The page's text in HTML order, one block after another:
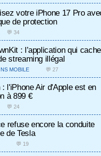
votre iPhone 17 Pro
de protection
💬 34
: l’application qui
streaming illégal
MOBILE 💬 27
: l'iPhone Air d'Apple est en
à 899 €
💬 24
refuse encore la conduite
de Tesla
💬 19